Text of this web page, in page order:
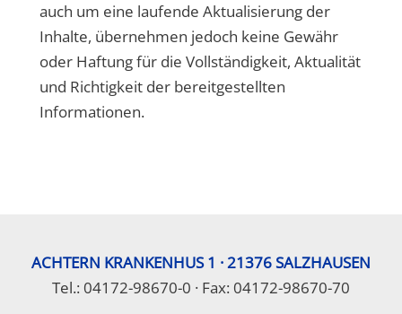
auch um eine laufende Aktualisierung der
Inhalte, übernehmen jedoch keine Gewähr
oder Haftung für die Vollständigkeit, Aktualität
und Richtigkeit der bereitgestellten
Informationen.
ACHTERN KRANKENHUS 1 · 21376 SALZHAUSEN
Tel.: 04172-98670-0 · Fax: 04172-98670-70